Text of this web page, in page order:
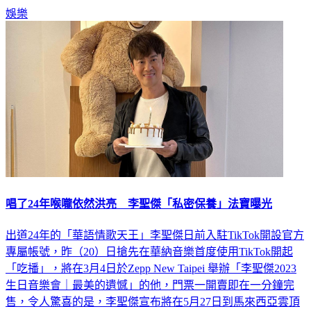
娛樂
唱了24年喉嚨依然洪亮 李聖傑「私密保養」法寶曝光
出道24年的「華語情歌天王」李聖傑日前入駐TikTok開設官方
專屬帳號，昨（20）日搶先在華納音樂首度使用TikTok開起
「吃播」，將在3月4日於Zepp New Taipei 舉辦「李聖傑2023
生日音樂會｜最美的遺憾」的他，門票一開賣即在一分鐘完
售，令人驚喜的是，李聖傑宣布將在5月27日到馬來西亞雲頂